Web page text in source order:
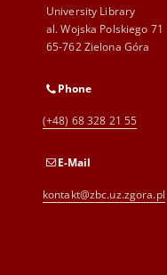
University Library
al. Wojska Polskiego 71
65-762 Zielona Góra
Phone
(+48) 68 328 21 55
E-Mail
kontakt@zbc.uz.zgora.pl